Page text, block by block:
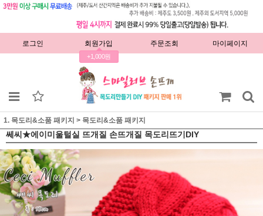
로그인 회원가입
+1,000원
주문조회 마이페이지
1. 목도리&소품 패키지 > 목도리&소품 패키지
쎄씨★에이미울털실 뜨개질 손뜨개질 목도리뜨기DIY